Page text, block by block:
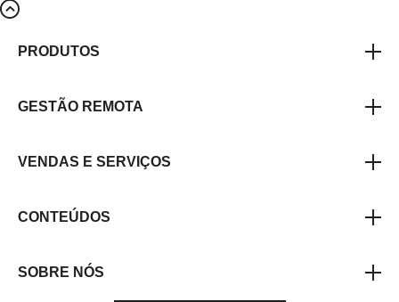
PRODUTOS
GESTÃO REMOTA
VENDAS E SERVIÇOS
CONTEÚDOS
SOBRE NÓS